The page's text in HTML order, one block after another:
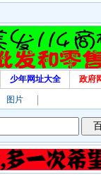
少年网址大全 政府
图片